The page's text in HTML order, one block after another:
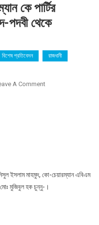
কে পার্টির
পদবী থেকে
বিশেষ প্রতিবেদন
রাজধানী
A CommentOn
প্রাথমিক
সদস্য
ইসলাম মাহমুদ, কো-চেয়ারম্যান এবিএম
মুজিবুল হক চুন্নু-।